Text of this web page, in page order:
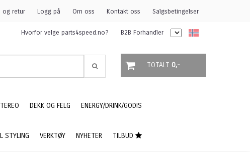
og retur Logg på Om oss Kontakt oss Salgsbetingelser
Hvorfor velge parts4speed.no? B2B Forhandler
TOTALT 0,-
DEKK OG FELG ENERGY/DRINK/GODIS
STYLING VERKTØY NYHETER TILBUD